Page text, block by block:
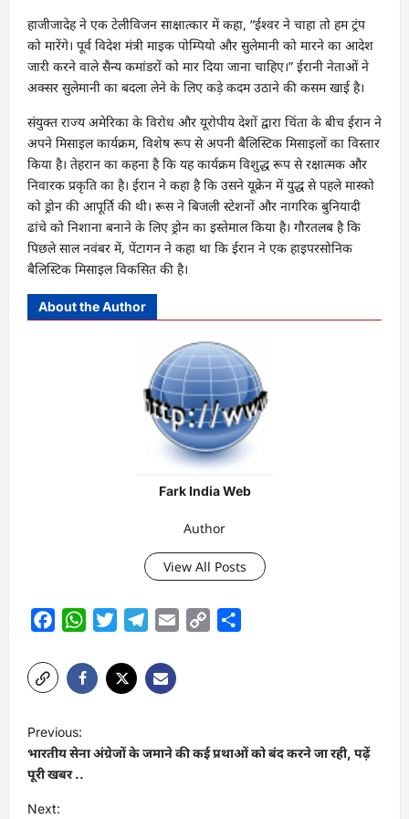
हाजीजादेह ने एक टेलीविजन साक्षात्कार में कहा, “ईश्वर ने चाहा तो हम ट्रंप
को मारेंगे। पूर्व विदेश मंत्री माइक पोम्पियो और सुलेमानी को मारने का आदेश
जारी करने वाले सैन्य कमांडरों को मार दिया जाना चाहिए।” ईरानी नेताओं ने
अक्सर सुलेमानी का बदला लेने के लिए कड़े कदम उठाने की कसम खाई है।
संयुक्त राज्य अमेरिका के विरोध और यूरोपीय देशों द्वारा चिंता के बीच ईरान ने
अपने मिसाइल कार्यक्रम, विशेष रूप से अपनी बैलिस्टिक मिसाइलों का विस्तार
किया है। तेहरान का कहना है कि यह कार्यक्रम विशुद्ध रूप से रक्षात्मक और
निवारक प्रकृति का है। ईरान ने कहा है कि उसने यूक्रेन में युद्ध से पहले मास्को
को ड्रोन की आपूर्ति की थी। रूस ने बिजली स्टेशनों और नागरिक बुनियादी
ढांचे को निशाना बनाने के लिए ड्रोन का इस्तेमाल किया है। गौरतलब है कि
पिछले साल नवंबर में, पेंटागन ने कहा था कि ईरान ने एक हाइपरसोनिक
बैलिस्टिक मिसाइल विकसित की है।
About the Author
Fark India Web
Author
View All Posts
FacebookWhatsAppTwitterTelegram
Email
Copy
o
s
t
Previous:
भारतीय सेना अंग्रेजों के जमाने की कई प्रथाओं को बंद करने जा रही, पढ़ें
पूरी खबर ..
Next: